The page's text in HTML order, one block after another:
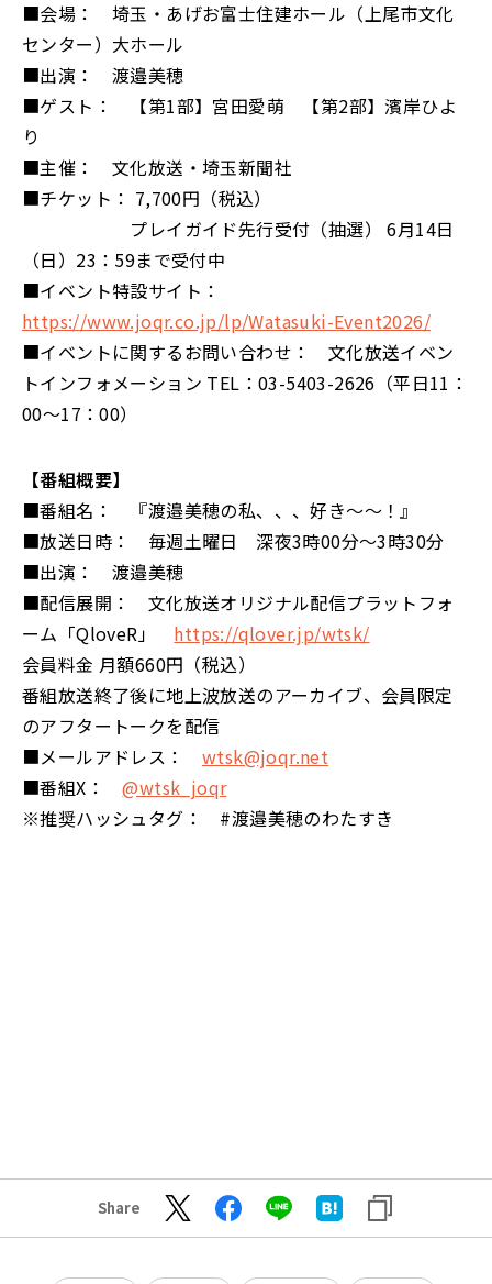
■会場： 埼玉・あげお富士住建ホール（上尾市文化
センター）大ホール
■出演： 渡邉美穂
■ゲスト： 【第1部】宮田愛萌 【第2部】濱岸ひよ
り
■主催： 文化放送・埼玉新聞社
■チケット： 7,700円（税込）
プレイガイド先行受付（抽選） 6月14日
（日）23：59まで受付中
■イベント特設サイト：
https://www.joqr.co.jp/lp/Watasuki-Event2026/
■イベントに関するお問い合わせ： 文化放送イベン
トインフォメーション TEL：03-5403-2626（平日11：
00～17：00）
【番組概要】
■番組名： 『渡邉美穂の私、、、好き～～！』
■放送日時： 毎週土曜日 深夜3時00分～3時30分
■出演： 渡邉美穂
■配信展開： 文化放送オリジナル配信プラットフォ
ーム「QloveR」 https://qlover.jp/wtsk/
会員料金 月額660円（税込）
番組放送終了後に地上波放送のアーカイブ、会員限定
のアフタートークを配信
■メールアドレス： wtsk@joqr.net
■番組X：@wtsk_joqr
※推奨ハッシュタグ： #渡邉美穂のわたすき
Share